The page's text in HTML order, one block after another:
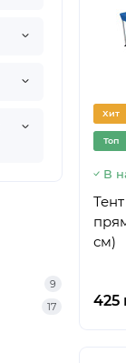
9
17
Хит
Топ
В
см)
425